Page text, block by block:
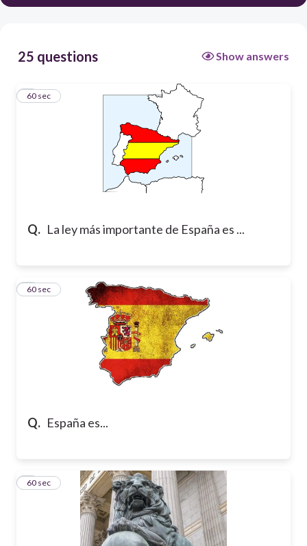
25 questions Show answers
Q. La ley más importante de España es ...
160 sec
Q. España es...
260 sec
360 sec